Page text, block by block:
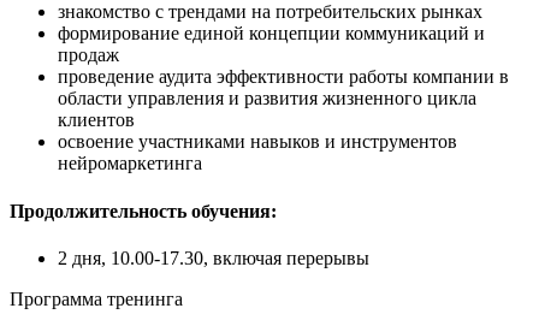
знакомство с трендами на потребительских рынках
формирование единой концепции коммуникаций и
продаж
проведение аудита эффективности работы компании в
области управления и развития жизненного цикла
клиентов
освоение участниками навыков и инструментов
нейромаркетинга
Продолжительность обучения:
2 дня, 10.00-17.30, включая перерывы
Программа тренинга